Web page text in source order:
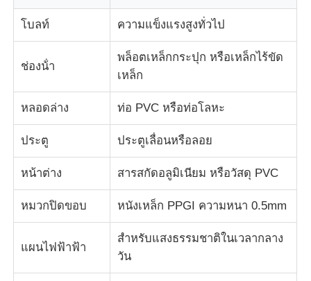
โครงสร้างเหล็กเคลือบผง
โบลท์ ความแข็งแรงสูงทั่วไป
ช่องน้ํา
พล็อตเหล็กกระปุก หรือเหล็กไร้ขัด
เหล็ก
หลอดล่าง ท่อ PVC หรือท่อโลหะ
ประตู ประตูเลื่อนหรือลอย
หน้าต่าง สารสกัดอลูมิเนียม หรือวัสดุ PVC
หมวกปิดขอบ หนังเหล็ก PPGI ความหนา 0.5mm
แผนไฟฟ้าฟ้า
สําหรับแสงธรรมชาติในเวลากลาง
วัน